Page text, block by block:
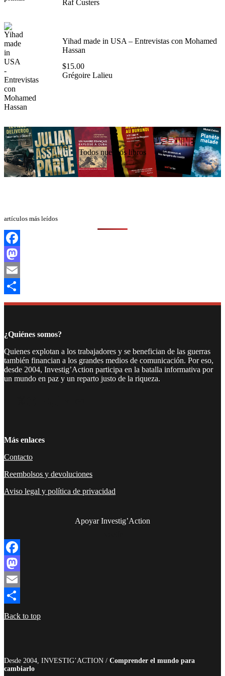
Raf Custers
Yihad made in USA – Entrevistas con Mohamed
Hassan
$15.00
Grégoire Lalieu
Todos nuestros libros
artículos más leídos
Facebook
Mastodon
Email
Compartir
¿Quiénes somos?
Quienes explotan a los trabajadores y se benefician de las guerras
también financian a los grandes medios de comunicación. Por eso,
desde 2004, Investig’Action participa en la batalla informativa por
un mundo en paz y un reparto justo de la riqueza.
Más enlaces
Contacto
Reembolsos y devoluciones
Aviso legal y política de privacidad
Apoyar Investig’Action
Facebook
Mastodon
Email
Compartir
Back to top
Desde 2004, INVESTIG’ACTION / Comprender el mundo para
cambiarlo